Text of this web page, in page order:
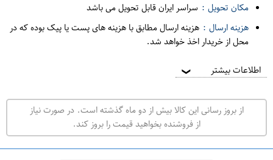
ف
ر
ت
ه
ر
ا
مکان تحویل : سراسر ایران قابل تحویل می باشد
هزینه ارسال : هزینه ارسال مطابق با هزینه های پست یا پیک بوده که در
محل از خریدار اخذ خواهد شد.
اطلاعات بیشتر ❯
از بروز رسانی این کالا بیش از دو ماه گذشته است. در صورت نیاز
از فروشنده بخواهید قیمت را بروز کند.